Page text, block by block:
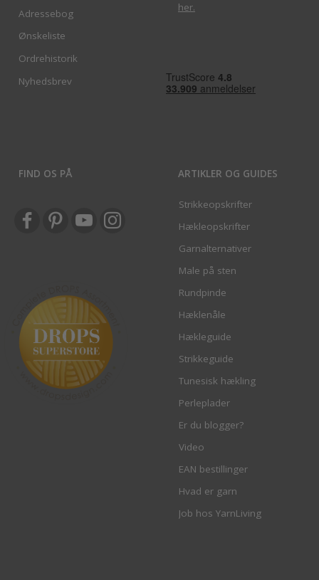
Adressebog
Ønskeliste
Ordrehistorik
Nyhedsbrev
her.
FIND OS PÅ ARTIKLER OG GUIDES
Strikkeopskrifter
Hækleopskrifter
Garnalternativer
Male på sten
Rundpinde
Hæklenåle
Hækleguide
Strikkeguide
Tunesisk hækling
Perleplader
Er du blogger?
Video
EAN bestillinger
Hvad er garn
Job hos YarnLiving